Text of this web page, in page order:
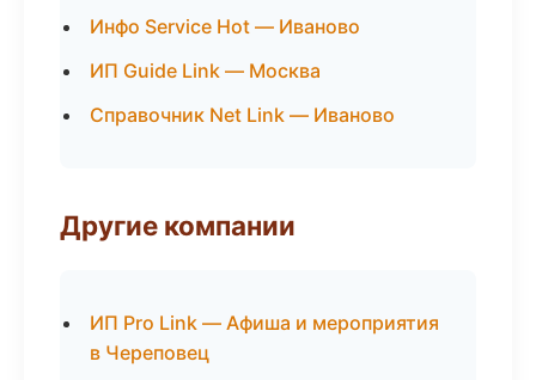
Инфо Service Hot — Иваново
ИП Guide Link — Москва
Справочник Net Link — Иваново
Другие компании
ИП Pro Link — Афиша и мероприятия
в Череповец